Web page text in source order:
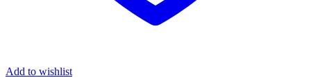
Add to wishlist